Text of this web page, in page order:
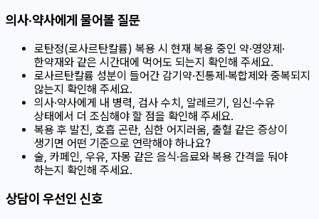
의사·약사에게 물어볼 질문
로탄정(로사르탄칼륨) 복용 시 현재 복용 중인 약·영양제·
한약재와 같은 시간대에 먹어도 되는지 확인해 주세요.
로사르탄칼륨 성분이 들어간 감기약·진통제·복합제와 중복되지
않는지 확인해 주세요.
의사·약사에게 내 병력, 검사 수치, 알레르기, 임신·수유
상태에서 더 조심해야 할 점을 확인해 주세요.
복용 후 발진, 호흡 곤란, 심한 어지러움, 출혈 같은 증상이
생기면 어떤 기준으로 연락해야 하나요?
술, 카페인, 우유, 자몽 같은 음식·음료와 복용 간격을 둬야
하는지 확인해 주세요.
상담이 우선인 신호